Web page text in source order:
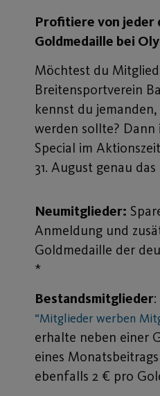
Profitiere von jeder
Goldmedaille bei
Möchtest du
Breitensportverein
kennst du
werden sollte? Dann
Special im
31. August genau
Neumitglieder:
Anmeldung und
Goldmedaille der
*
Bestandsmitglieder
“Mitglieder werben
erhalte neben einer
eines
ebenfalls 2 € pro